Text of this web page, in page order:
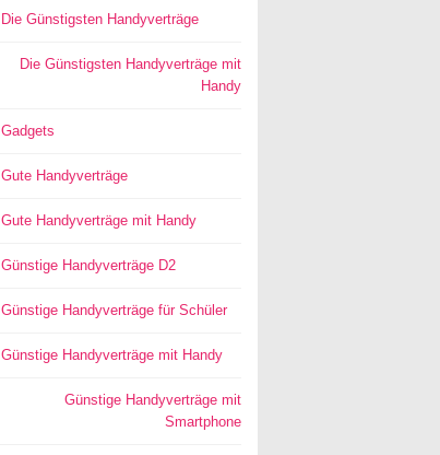
Die Günstigsten Handyverträge
Die Günstigsten Handyverträge mit
Handy
Gadgets
Gute Handyverträge
Gute Handyverträge mit Handy
Günstige Handyverträge D2
Günstige Handyverträge für Schüler
Günstige Handyverträge mit Handy
Günstige Handyverträge mit
Smartphone